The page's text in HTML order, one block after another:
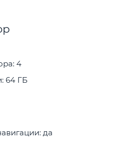
4
64 ГБ
да